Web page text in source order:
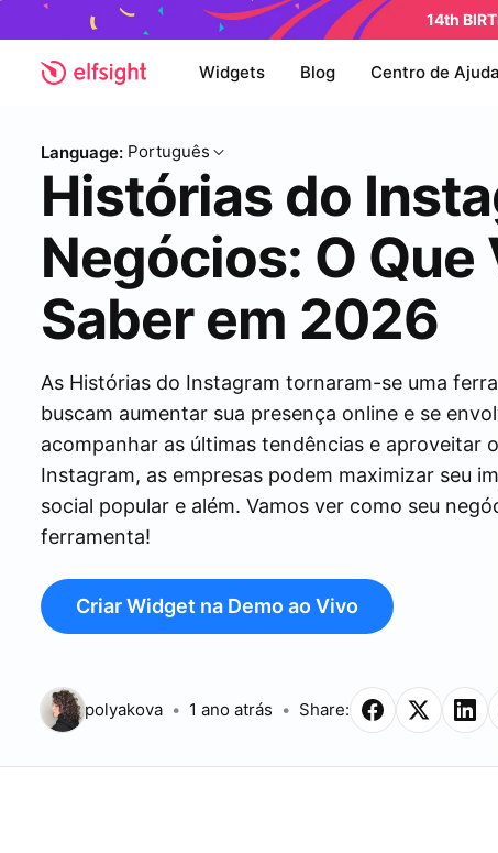
14th
Widgets Blog Centro de Ajuda
Language: Português
Histórias do
Negócios: O Que
Saber em 2026
As Histórias do Instagram tornaram-se uma
buscam aumentar sua presença online e se
acompanhar as últimas tendências e aproveitar
Instagram, as empresas podem maximizar seu
social popular e além. Vamos ver como seu
ferramenta!
Criar Widget na Demo ao Vivo
polyakova 1 ano atrás Share: